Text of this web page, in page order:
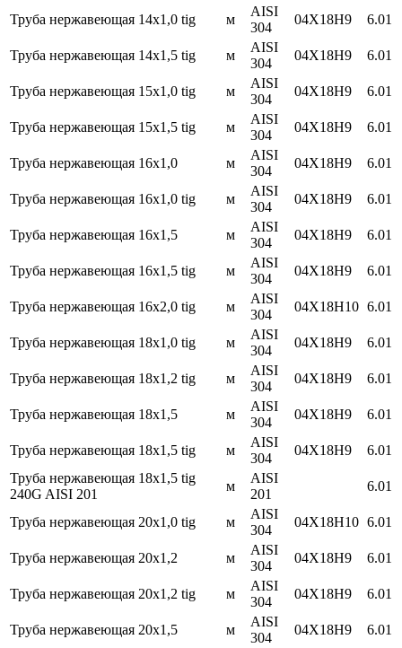
Труба нержавеющая 14х1,0 tig м
AISI
304
04Х18Н9 6.01
Труба нержавеющая 14х1,5 tig м
AISI
304
04Х18Н9 6.01
Труба нержавеющая 15х1,0 tig м
AISI
304
04X18H9 6.01
Труба нержавеющая 15х1,5 tig м
AISI
304
04X18H9 6.01
Труба нержавеющая 16х1,0 м
AISI
304
04Х18Н9 6.01
Труба нержавеющая 16х1,0 tig м
AISI
304
04Х18Н9 6.01
Труба нержавеющая 16х1,5 м
AISI
304
04Х18Н9 6.01
Труба нержавеющая 16х1,5 tig м
AISI
304
04Х18Н9 6.01
Труба нержавеющая 16х2,0 tig м
AISI
304
04Х18Н10 6.01
Труба нержавеющая 18х1,0 tig м
AISI
304
04X18H9 6.01
Труба нержавеющая 18х1,2 tig м
AISI
304
04Х18Н9 6.01
Труба нержавеющая 18х1,5 м
AISI
304
04Х18Н9 6.01
Труба нержавеющая 18х1,5 tig м
AISI
304
04Х18Н9
6.01
Труба нержавеющая 18х1,5 tig
240G AISI 201
м
AISI
201
6.01
Труба нержавеющая 20х1,0 tig м
AISI
304
04Х18Н10 6.01
Труба нержавеющая 20х1,2 м
AISI
304
04Х18Н9 6.01
Труба нержавеющая 20х1,2 tig м
AISI
304
04Х18Н9 6.01
Труба нержавеющая 20х1,5 м
AISI
304
04Х18Н9 6.01